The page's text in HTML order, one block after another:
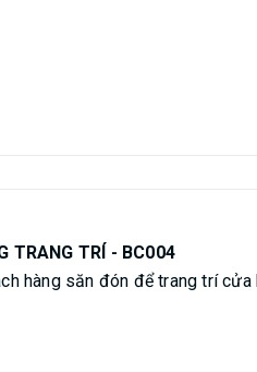
TRANG TRÍ - BC004
hàng săn đón để trang trí cửa